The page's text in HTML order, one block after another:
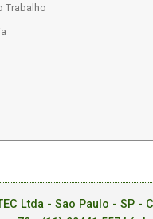
Trabalho
Ltda - Sao Paulo - SP -